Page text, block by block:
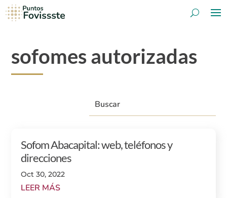
sofomes autorizadas
Sofom Abacapital: web, teléfonos y
direcciones
Oct 30, 2022
LEER MÁS